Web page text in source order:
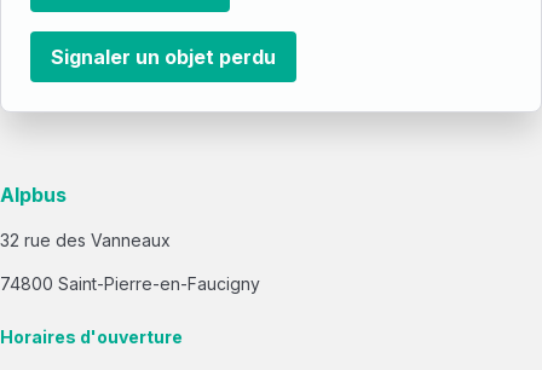
Signaler un objet perdu
Alpbus
32 rue des Vanneaux
74800 Saint-Pierre-en-Faucigny
Horaires d'ouverture